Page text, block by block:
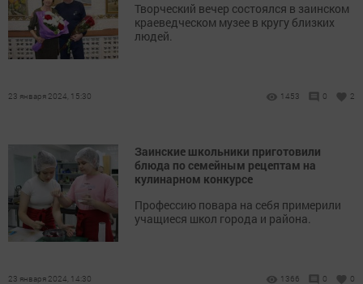
Творческий вечер состоялся в заинском
краеведческом музее в кругу близких
людей.
23 января 2024, 15:30 1453 0 2
Заинские школьники приготовили
блюда по семейным рецептам на
кулинарном конкурсе
Профессию повара на себя примерили
учащиеся школ города и района.
23 января 2024, 14:30 1366 0 0